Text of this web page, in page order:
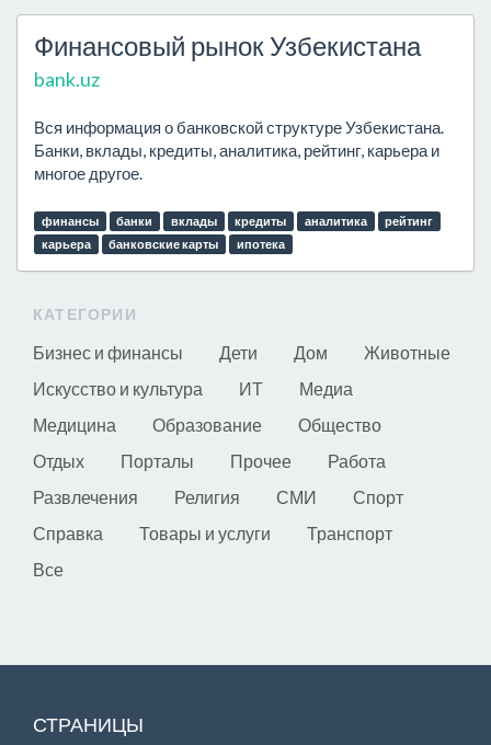
Финансовый рынок Узбекистана
bank.uz
Вся информация о банковской структуре Узбекистана.
Банки, вклады, кредиты, аналитика, рейтинг, карьера и
многое другое.
финансы банки вклады кредиты аналитика
рейтинг
карьера
банковские карты ипотека
КАТЕГОРИИ
Бизнес и финансы Дети Дом
Животные
Искусство и культура
ИТ
Медиа
Медицина
Образование
Общество
Отдых
Порталы Прочее
Работа
Развлечения
Религия СМИ
Спорт
Справка
Товары и услуги
Транспорт
Все
СТРАНИЦЫ